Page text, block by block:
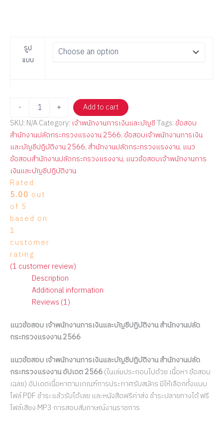
รูป
แบบ
- +
Add to cart
SKU: N/ACategory: เจ้าพนักงานการเงินและบัญชีTags: ข้อสอบ
สำนักงานปลัดกระทรวงแรงงาน 2566, ข้อสอบเจ้าพนักงานการเงิน
และบัญชีปฏิบัติงาน 2566, สำนักงานปลัดกระทรวงแรงงาน, แนว
ข้อสอบสำนักงานปลัดกระทรวงแรงงาน, แนวข้อสอบเจ้าพนักงานการ
เงินและบัญชีปฏิบัติงาน
Rated
5.00 out
of 5
based on
1
customer
rating
(1 customer review)
Description
Additional information
Reviews (1)
แนวข้อสอบ เจ้าพนักงานการเงินและบัญชีปฏิบัติงาน สำนักงานปลัด
กระทรวงแรงงาน 2566
แนวข้อสอบ เจ้าพนักงานการเงินและบัญชีปฏิบัติงาน สำนักงานปลัด
กระทรวงแรงงาน อัปเดต 2566(ในเล่มประกอบไปด้วย เนื้อหา ข้อสอบ
เฉลย) อัปเดตเนื้อหาตามเกณฑ์การประกาศรับสมัคร มีให้เลือกทั้งแบบ
ไฟล์ PDF ชำระแล้วรับได้เลย และหนังสือฟรีค่าส่ง ชำระปลายทางได้ ฟรี
ไฟล์เสียง MP3 การสอบสัมภาษณ์งานราชการ